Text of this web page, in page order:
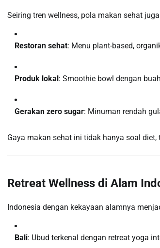
Seiring tren wellness, pola makan sehat
Restoran sehat: Menu plant-based,
Produk lokal: Smoothie bowl dengan
Gerakan zero sugar: Minuman rendah
Gaya makan sehat ini tidak hanya soal
Retreat Wellness di Alam
Indonesia dengan kekayaan alamnya
Bali: Ubud terkenal dengan retreat yoga